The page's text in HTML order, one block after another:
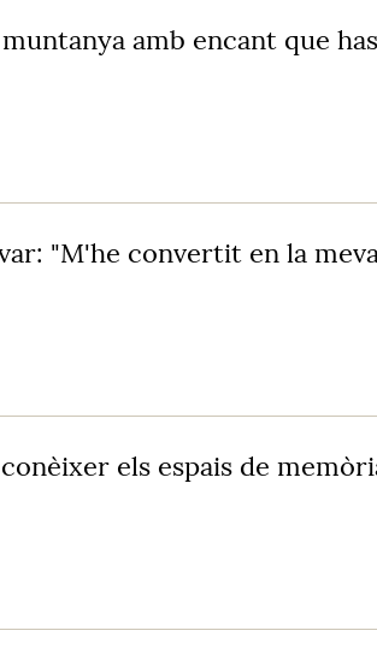
amb encant que has
"M'he convertit en la
els espais de